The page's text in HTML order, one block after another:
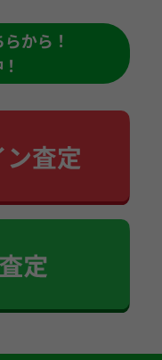
から！